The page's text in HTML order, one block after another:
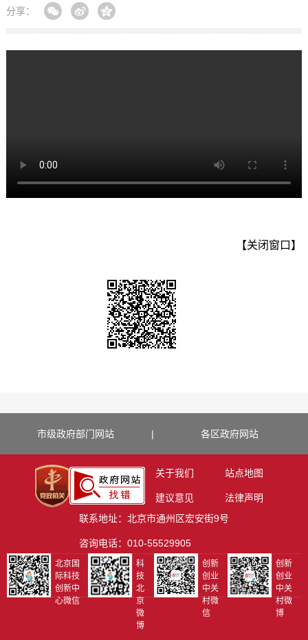
分享：
【关闭窗口】
市级政府部门网站 | 各区政府网站
关于我们 站点地图
建议意见
法律声明
联系地址：北京市通州区宏安街9号
咨询电话：010-55529905
北京国
际科技
创新中
心微信
科
技
北
京
微
博
创新
创业
中关
村微
信
创新
创业
中关
村微
博